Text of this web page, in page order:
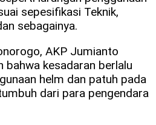
sepesifikasi Teknik,
sebagainya.
AKP Jumianto
bahwa kesadaran berlalu
helm dan patuh pada
dari para pengendara